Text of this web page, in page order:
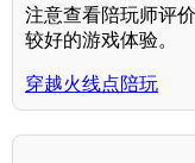
注意查看陪玩师评
较好的游戏体验。
穿越火线点陪玩